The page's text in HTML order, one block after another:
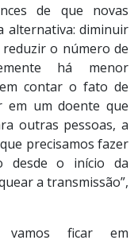
de que novas
alternativa: diminuir
o número de
há menor
contar o fato de
em um doente que
outras pessoas, a
precisamos fazer
desde o início da
a transmissão”,
ficar em